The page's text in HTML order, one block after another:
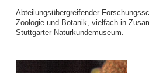
Abteilungsübergreifender
Zoologie und Botanik, vielfach in
Stuttgarter Naturkundemuseum.